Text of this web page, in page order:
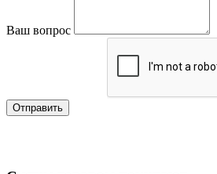
Ваш вопрос
Отправить